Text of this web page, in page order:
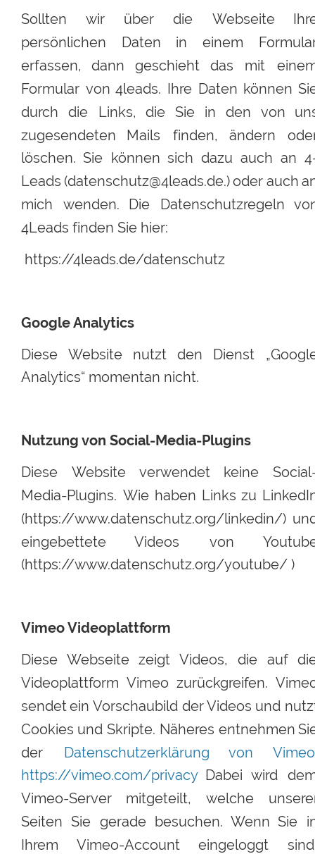
Sollten wir über die Webseite
persönlichen
Daten in einem
erfassen,
dann geschieht das mit
Formular von 4leads. Ihre Daten können
durch
die Links, die Sie in den von
zugesendeten
Mails finden, ändern
löschen. Sie können sich dazu auch an
Leads (datenschutz@4leads.de.)oder auch
mich
wenden. Die Datenschutzregeln
4Leads finden Sie hier:
https://4leads.de/datenschutz
Google Analytics
Diese
Website nutzt den Dienst
Analytics“ momentan nicht.
Nutzung von Social-Media-Plugins
Diese
Website verwendet keine
Media-Plugins. Wie haben Links zu
(https://www.datenschutz.org/linkedin/)
eingebettete
Videos von
(https://www.datenschutz.org/youtube/ )
Vimeo Videoplattform
Diese Webseite zeigt Videos, die auf
Videoplattform Vimeo zurückgreifen.
sendetein Vorschaubild der Videos und
Cookies und Skripte. Näheres entnehmen
der
Datenschutzerklärung von
https://vimeo.com/privacy Dabei wird
Vimeo-Server
mitgeteilt, welche
Seiten Sie gerade besuchen. Wenn Sie
Ihrem
Vimeo-Account eingeloggt